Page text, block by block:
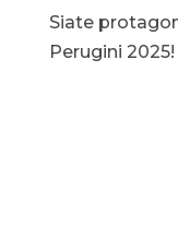
Siate
Perugini 2025!